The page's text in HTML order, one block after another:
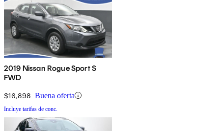
2019 Nissan Rogue Sport S
FWD
$16,898 Buena oferta
Incluye tarifas de conc.